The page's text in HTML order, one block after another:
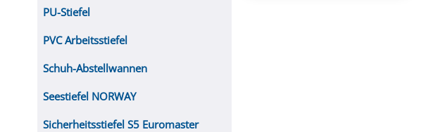
PU-Stiefel
PVC Arbeitsstiefel
Schuh-Abstellwannen
Seestiefel NORWAY
Sicherheitsstiefel S5 Euromaster